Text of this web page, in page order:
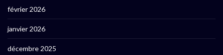
février 2026
janvier 2026
décembre 2025